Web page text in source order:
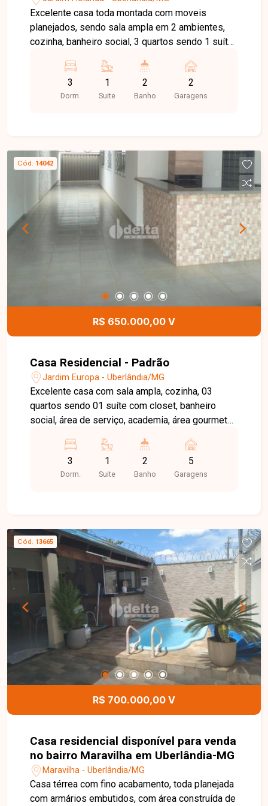
Excelente casa toda montada com moveis
planejados, sendo sala ampla em 2 ambientes,
cozinha, banheiro social, 3 quartos sendo 1 suíte,
piscina e churrasqueira. Aproximadamente 220m²
de área construída e 250m² de área total.
Consulte a disponibilidade deste imóvel.
3
Dorm.
1
Suite
2
Banho
2
Garagens
Cód. 14042
R$ 650.000,00 V
Casa Residencial - Padrão
Jardim Europa - Uberlândia/MG
Excelente casa com sala ampla, cozinha, 03
quartos sendo 01 suíte com closet, banheiro
social, área de serviço, academia, área gourmet
garagem. Aproximadamente 187m² de área
construída e 250m² de área total.
3
Dorm.
1
Suite
2
Banho
5
Garagens
Cód. 13665
R$ 700.000,00 V
Casa residencial disponível para venda
no bairro Maravilha em Uberlândia-MG
Maravilha - Uberlândia/MG
Casa térrea com fino acabamento, toda planejada
com armários embutidos, com área construída de